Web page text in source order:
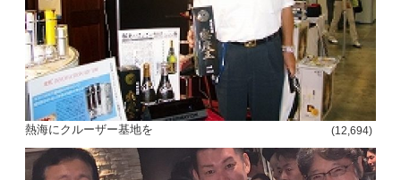
熱海にクルーザー基地を (12,694)